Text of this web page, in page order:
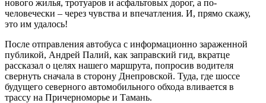
нового жилья, тротуаров и асфальтовых дорог, а по-
человечески – через чувства и впечатления. И, прямо скажу,
это им удалось!
После отправления автобуса с информационно зараженной
публикой, Андрей Палий, как заправский гид, вкратце
рассказал о целях нашего маршрута, попросив водителя
свернуть сначала в сторону Днепровской. Туда, где шоссе
будущего северного автомобильного обхода вливается в
трассу на Причерноморье и Тамань.